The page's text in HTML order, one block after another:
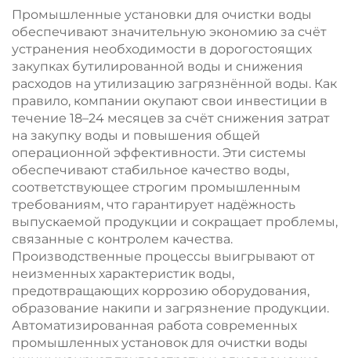
осмоса (RO),
двухступенчатая
система, 20 т/л, в
продаже
осмоса (RO),
двухступенчатая
система, 20 т/л, в
продаже
Промышленные установки для очистки воды
обеспечивают значительную экономию за счёт
устранения необходимости в дорогостоящих
закупках бутилированной воды и снижения
расходов на утилизацию загрязнённой воды. Как
правило, компании окупают свои инвестиции в
течение 18–24 месяцев за счёт снижения затрат
на закупку воды и повышения общей
операционной эффективности. Эти системы
обеспечивают стабильное качество воды,
соответствующее строгим промышленным
требованиям, что гарантирует надёжность
выпускаемой продукции и сокращает проблемы,
связанные с контролем качества.
Производственные процессы выигрывают от
неизменных характеристик воды,
предотвращающих коррозию оборудования,
образование накипи и загрязнение продукции.
Автоматизированная работа современных
промышленных установок для очистки воды